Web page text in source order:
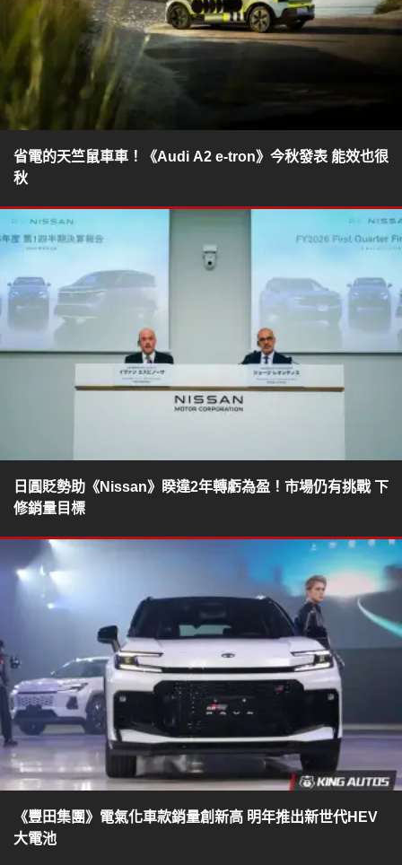
省電的天竺鼠車車！《Audi A2 e-tron》今秋發表 能效也很
秋
日圓貶勢助《Nissan》睽違2年轉虧為盈！市場仍有挑戰 下
修銷量目標
《豐田集團》電氣化車款銷量創新高 明年推出新世代HEV
大電池